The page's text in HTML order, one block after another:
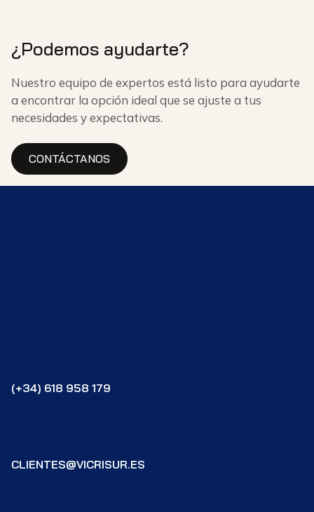
¿Podemos ayudarte?
Nuestro equipo de expertos está listo para ayudarte
a encontrar la opción ideal que se ajuste a tus
necesidades y expectativas.
CONTÁCTANOS
(+34) 618 958 179
CLIENTES@VICRISUR.ES